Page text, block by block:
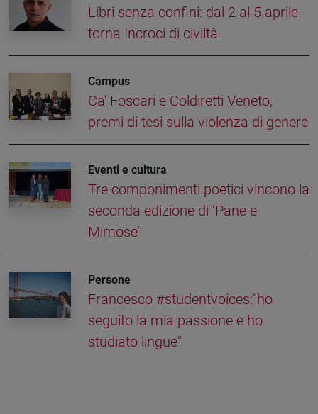
Libri senza confini: dal 2 al 5 aprile
torna Incroci di civiltà
Campus
Ca' Foscari e Coldiretti Veneto,
premi di tesi sulla violenza di genere
Eventi e cultura
Tre componimenti poetici vincono la
seconda edizione di ‘Pane e
Mimose’
Persone
Francesco #studentvoices:"ho
seguito la mia passione e ho
studiato lingue"